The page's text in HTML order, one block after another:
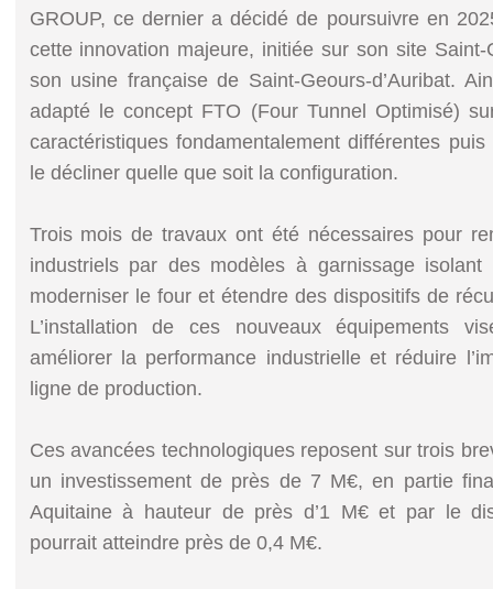
GROUP, ce dernier a décidé de poursuivre en
cette innovation majeure, initiée sur son site Saint-
son usine française de Saint-Geours-d’Auribat.
adapté le concept FTO (Four Tunnel Optimisé)
caractéristiques fondamentalement différentes
le décliner quelle que soit la configuration.
Trois mois de travaux ont été nécessaires pour
industriels par des modèles à garnissage isolant
moderniser le four et étendre des dispositifs de
L’installation de ces nouveaux équipements
améliorer la performance industrielle et réduire
ligne de production.
Ces avancées technologiques reposent sur trois
un investissement de près de 7 M€, en partie
Aquitaine à hauteur de près d’1 M€ et par le
pourrait atteindre près de 0,4 M€.